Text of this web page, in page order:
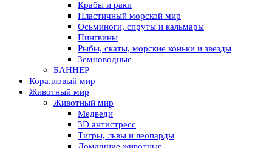
Крабы и раки
Пластичный морской мир
Осьминоги, спруты и кальмары
Пингвины
Рыбы, скаты, морские коньки и звезды
Земноводные
БАННЕР
Коралловый мир
Животный мир
Животный мир
Медведи
3D антистресс
Тигры, львы и леопарды